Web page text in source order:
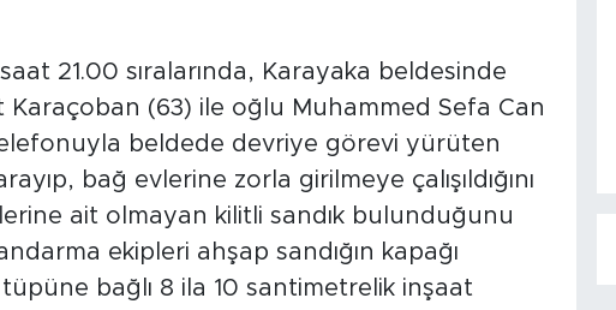
21.00 sıralarında, Karayaka beldesinde
(63) ile oğlu Muhammed Sefa Can
beldede devriye görevi yürüten
bağ evlerine zorla girilmeye çalışıldığını
ait olmayan kilitli sandık bulunduğunu
ekipleri ahşap sandığın kapağı
tüpüne bağlı 8 ila 10 santimetrelik inşaat